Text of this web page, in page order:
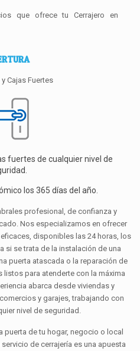
que ofrece tu Cerrajero en
Cajas Fuertes
fuertes de cualquier nivel de
los 365 días del año.
profesional, de confianza y
Nos especializamos en ofrecer
disponibles las 24 horas, los
si se trata de la instalación de una
puerta atascada o la reparación de
para atenderte con la máxima
abarca desde viviendas y
y garajes, trabajando con
nivel de seguridad.
de tu hogar, negocio o local
de cerrajería es una apuesta